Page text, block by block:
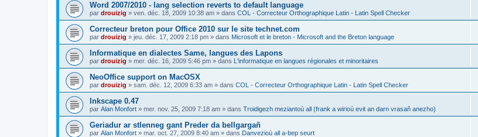
Word 2007/2010 - lang selection reverts to default language
par drouizig » ven. déc. 18, 2009 10:38 am » dans COL - Correcteur Orthographique Latin - Latin Spell Checker
Correcteur breton pour Office 2010 sur le site technet.com
par drouizig » jeu. déc. 17, 2009 2:18 pm » dans Microsoft et le breton - Microsoft and the Breton language
Informatique en dialectes Same, langues des Lapons
par drouizig » mer. déc. 16, 2009 5:46 pm » dans L'informatique en langues régionales et minoritaires
NeoOffice support on MacOSX
par drouizig » sam. déc. 12, 2009 6:33 am » dans COL - Correcteur Orthographique Latin - Latin Spell Checker
Inkscape 0.47
par Alan Monfort » mer. nov. 25, 2009 7:18 am » dans Troidigezh meziantoù all (frank a wirioù evit an darn vrasañ anezho)
Geriadur ar stlenneg gant Preder da bellgargañ
par Alan Monfort » mar. oct. 27, 2009 8:40 am » dans Danvezioù all a-bep seurt